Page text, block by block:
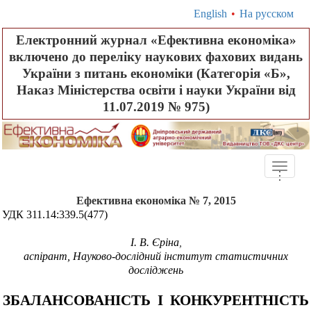
English • На русском
Електронний журнал «Ефективна економіка»
включено до переліку наукових фахових видань
України з питань економіки (Категорія «Б»,
Наказ Міністерства освіти і науки України від
11.07.2019 № 975)
Toggle
...
Ефективна економіка № 7, 2015
УДК 311.14:339.5(477)
І. В. Єріна,
аспірант Науково-дослідний інститут статистичних
досліджень
ЗБАЛАНСОВАНІСТЬ І КОНКУРЕНТНІСТЬ